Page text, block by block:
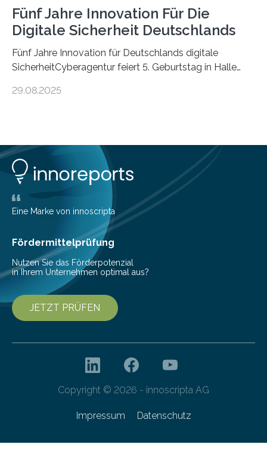
Fünf Jahre Innovation Für Die
Digitale Sicherheit Deutschlands
Fünf Jahre Innovation für Deutschlands digitale
SicherheitCyberagentur feiert 5. Geburtstag in Halle
ErfolgeDie Agentur für Innovation in der
Forschungsarbeit, politischen Grußworten und der
feierlichen Preisverleihung des Ideenwettbewerbs
HAL2025 wurde das Jubiläum zu einem Zeichen für
Deutschlands digitale Souveränität von übermorgen.
Mit einer festlichen Veranstaltung beging die
Cyberagentur ihren 5. Geburtstag. Zahlreiche Gäste…
29.08.2025
Eine Marke von innoscripta
Fördermittelprüfung
Nutzen Sie das Förderpotenzial
in Ihrem Unternehmen optimal aus?
JETZT PRÜFEN
Copyright © 2026 - innoscripta AG
Impressum Datenschutz